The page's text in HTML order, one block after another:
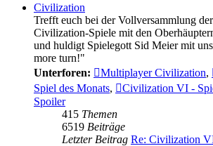
Civilization
Trefft euch bei der Vollversammlung
Civilization-Spiele mit den
und huldigt Spielegott Sid Meier mit
more turn!"
Unterforen:
Multiplayer Civilization,
Spiel des Monats,
Civilization VI -
Spoiler
415 Themen
6519 Beiträge
Letzter Beitrag Re: Civilization